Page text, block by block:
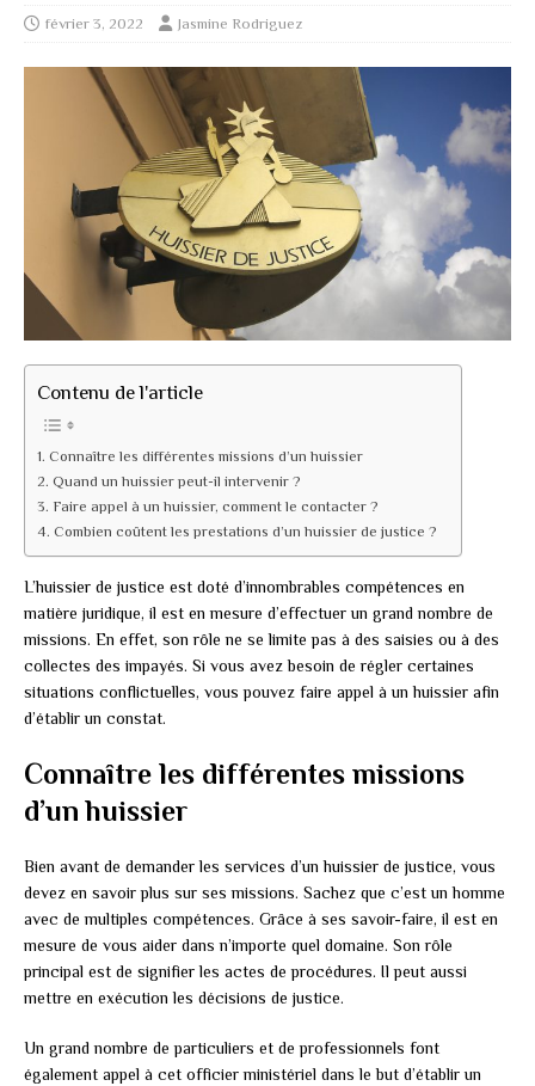
février 3, 2022 Jasmine Rodriguez
Contenu de l'article
Connaître les différentes missions d’un huissier
Quand un huissier peut-il intervenir ?
Faire appel à un huissier, comment le contacter ?
Combien coûtent les prestations d’un huissier de justice ?
L’huissier de justice est doté d’innombrables compétences en
matière juridique, il est en mesure d’effectuer un grand nombre de
missions. En effet, son rôle ne se limite pas à des saisies ou à des
collectes des impayés. Si vous avez besoin de régler certaines
situations conflictuelles, vous pouvez faire appel à un huissier afin
d’établir un constat.
Connaître les différentes missions
d’un huissier
Bien avant de demander les services d’un huissier de justice, vous
devez en savoir plus sur ses missions. Sachez que c’est un homme
avec de multiples compétences. Grâce à ses savoir-faire, il est en
mesure de vous aider dans n’importe quel domaine. Son rôle
principal est de signifier les actes de procédures. Il peut aussi
mettre en exécution les décisions de justice.
Un grand nombre de particuliers et de professionnels font
également appel à cet officier ministériel dans le but d’établir un